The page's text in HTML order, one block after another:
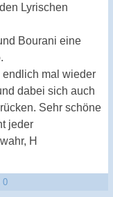
Lyrischen
Bourani eine
mal wieder
dabei sich auch
Sehr schöne
jeder
H
0